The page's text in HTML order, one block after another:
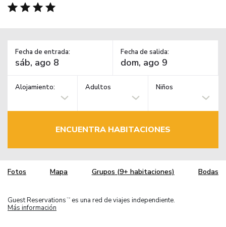
Fecha de entrada: Fecha de salida:
Alojamiento: Adultos Niños
ENCUENTRA HABITACIONES
Fotos Mapa Grupos (9+ habitaciones) Bodas
Guest Reservations TM
es una red de viajes independiente.
Más información